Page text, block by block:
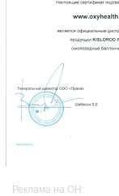
Реклама на OH: